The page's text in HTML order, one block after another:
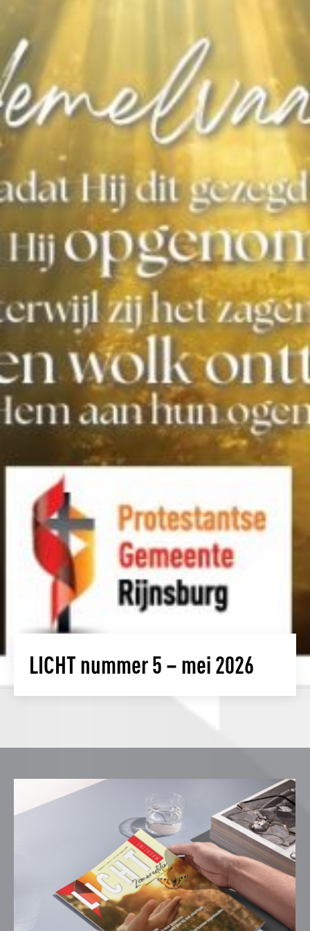
LICHT nummer 5 – mei 2026